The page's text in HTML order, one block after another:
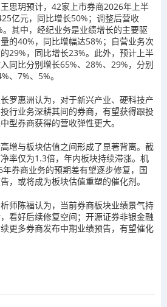
玥预计，42家上市券商2026年上半
亿元，同比增长50%；调整后营收
其中，经纪业务是业绩增长的主要驱
的40%，同比增幅达58%；自营业务次
29%，同比增长23%。此外，预计上半
同比分别增长65%、28%、29%，分别
、7%、5%。
惠洲认为，对于新兴产业、硬科技产
行业务深耕其间的券商，有望获得跟投
型券商获得的营收弹性更大。
与板块估值之间形成了显著背离。截
率仅为1.3倍，年内板块持续滞涨。机
券商业务的预期差有望逐步修复，国
，或将成为板块估值重塑的催化剂。
陈福认为，当前券商板块业绩景气持
看好后续修复空间；开源证券非银金融
更多券商发布中期业绩预告，有望催化